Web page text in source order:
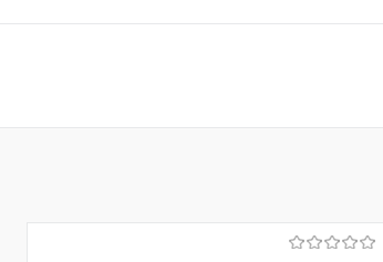
Купить в 1 клик
Сравнение